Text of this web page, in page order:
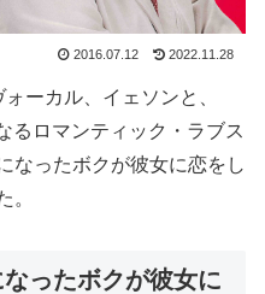
2016.07.12 2022.11.28
ーカル、イェソンと、
るロマンティック・ラブス
なったボクが彼女に恋をし
。
ったボクが彼女に